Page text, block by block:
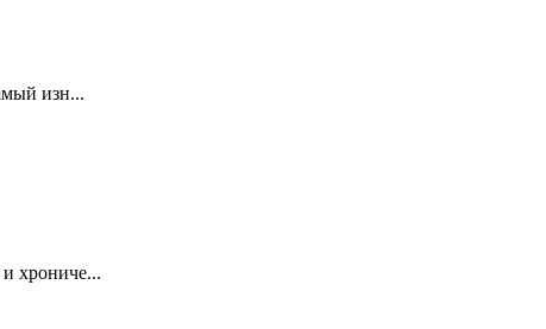
изн...
хрониче...